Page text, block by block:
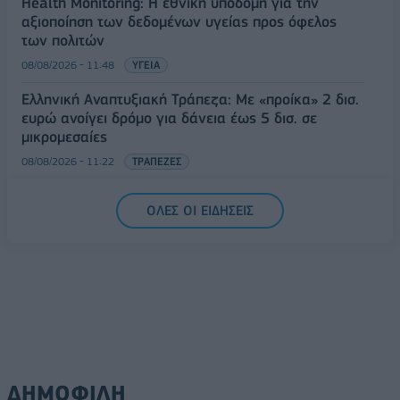
αξιοποίηση των δεδομένων υγείας προς όφελος
των πολιτών
08/08/2026 - 11:48 ΥΓΕΙΑ
Ελληνική Αναπτυξιακή Τράπεζα: Με «προίκα» 2 δισ.
ευρώ ανοίγει δρόμο για δάνεια έως 5 δισ. σε
μικρομεσαίες
08/08/2026 - 11:22 ΤΡΑΠΕΖΕΣ
5G παντού, 6G στον ορίζοντα: Πού βρίσκεται η
Ελλάδα στη μεγάλη τεχνολογική μετάβαση
ΟΛΕΣ ΟΙ ΕΙΔΗΣΕΙΣ
ΔΗΜΟΦΙΛΗ